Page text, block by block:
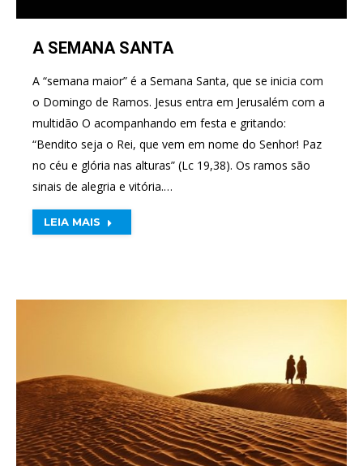
A SEMANA SANTA
A “semana maior” é a Semana Santa, que se inicia com
o Domingo de Ramos. Jesus entra em Jerusalém com a
multidão O acompanhando em festa e gritando:
“Bendito seja o Rei, que vem em nome do Senhor! Paz
no céu e glória nas alturas” (Lc 19,38). Os ramos são
sinais de alegria e vitória.…
LEIA MAIS